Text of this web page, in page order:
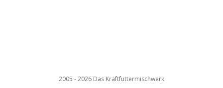
2005 - 2026 Das Kraftfuttermischwerk